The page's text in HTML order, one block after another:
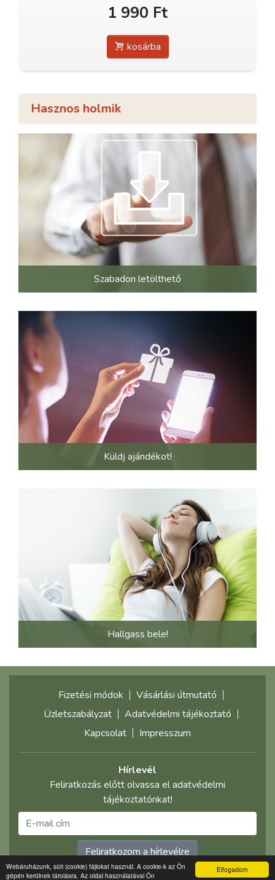
Elfogadom
Webáruházunk, süti (cookie) fájlokat használ. A cookie-k az Ön
gépén kerülnek tárolásra. Az oldal használatával Ön
1 990 Ft
kosárba
Hasznos holmik
Szabadon letölthető
Küldj ajándékot!
Hallgass bele!
Fizetési módok
Vásárlási útmutató
Üzletszabályzat
Adatvédelmi tájékoztató
Kapcsolat
Impresszum
Hírlevél
Feliratkozás előtt olvassa el adatvédelmi
tájékoztatónkat!
Feliratkozom a hírlevélre